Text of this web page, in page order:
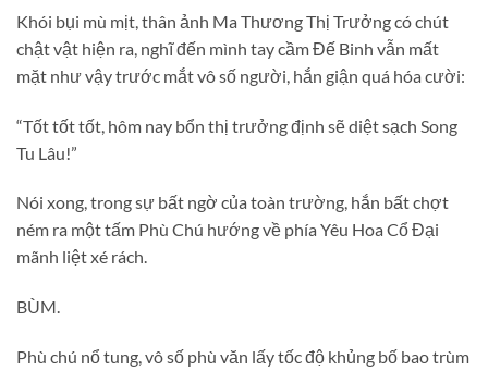
Khói bụi mù mịt, thân ảnh Ma Thương Thị Trưởng có chút
chật vật hiện ra, nghĩ đến mình tay cầm Đế Binh vẫn mất
mặt như vậy trước mắt vô số người, hắn giận quá hóa cười:
“Tốt tốt tốt, hôm nay bổn thị trưởng định sẽ diệt sạch Song
Tu Lâu!”
Nói xong, trong sự bất ngờ của toàn trường, hắn bất chợt
ném ra một tấm Phù Chú hướng về phía Yêu Hoa Cổ Đại
mãnh liệt xé rách.
BÙM.
Phù chú nổ tung, vô số phù văn lấy tốc độ khủng bố bao trùm